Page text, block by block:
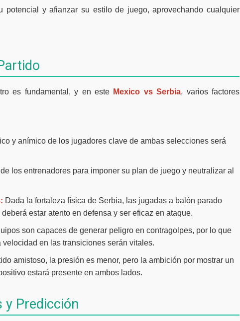
potencial y afianzar su estilo de juego, aprovechando cualquier
es fundamental, y en este Mexico vs Serbia, varios factores
y anímico de los jugadores clave de ambas selecciones será
los entrenadores para imponer su plan de juego y neutralizar al
Dada la fortaleza física de Serbia, las jugadas a balón parado
estar atento en defensa y ser eficaz en ataque.
son capaces de generar peligro en contragolpes, por lo que
en las transiciones serán vitales.
amistoso, la presión es menor, pero la ambición por mostrar un
estará presente en ambos lados.
y Predicción